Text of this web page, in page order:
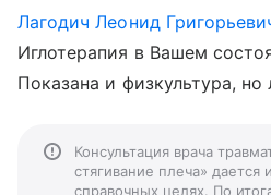
Лагодич Леонид
Иглотерапия в Вашем
Показана и физкультура, но
Консультация врача
стягивание плеча» дается
справочных целях. По